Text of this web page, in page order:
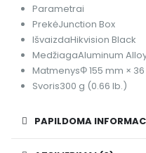
Parametrai
PrekėJunction Box
IšvaizdaHikvision Black
MedžiagaAluminum
MatmenysΦ 155 mm × 36
Svoris300 g (0.66 lb.)
PAPILDOMA